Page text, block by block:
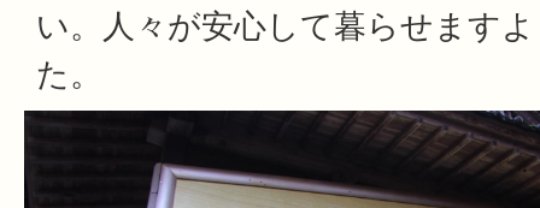
い。人々が安心して暮らせます
た。